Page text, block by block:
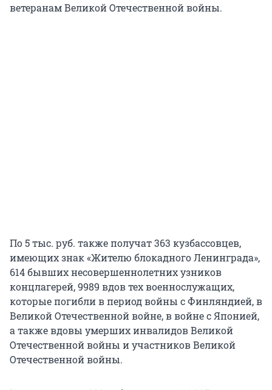
ветеранам Великой Отечественной войны.
По 5 тыс. руб. также получат 363 кузбассовцев,
имеющих знак «Жителю блокадного Ленинграда»,
614 бывших несовершеннолетних узников
концлагерей, 9989 вдов тех военнослужащих,
которые погибли в период войны с Финляндией, в
Великой Отечественной войне, в войне с Японией,
а также вдовы умерших инвалидов Великой
Отечественной войны и участников Великой
Отечественной войны.